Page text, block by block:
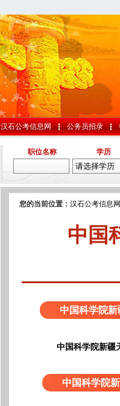
汉石公考信息网 公务员招录
职位名称 学历
您的当前位置： 汉石公考信息网
中国
中国科学院
中国科学院新疆
中国科学院